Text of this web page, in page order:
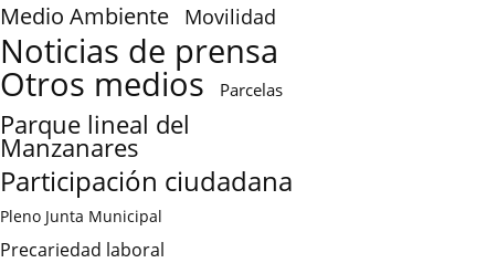
Medio Ambiente Movilidad
Noticias de prensa
Otros medios Parcelas
Parque lineal del
Manzanares
Participación ciudadana
Pleno Junta Municipal
Precariedad laboral